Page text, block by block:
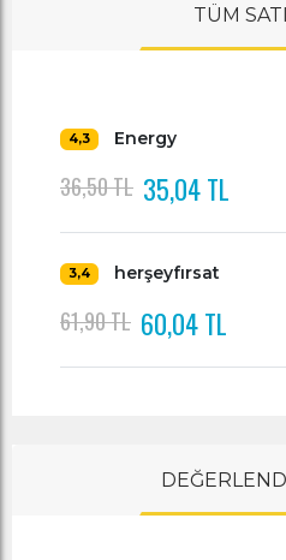
TÜM
4,3 Energy
36,50 TL 35,04 TL
3,4 herşeyfırsat
61,90 TL 60,04 TL